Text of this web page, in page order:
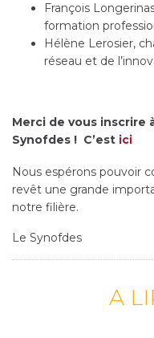
François
formation
Hélène Lerosier,
réseau et de
Merci de vous
Synofdes ! C’est ici
Nous espérons pouvoir
revêt une grande
notre filière.
Le Synofdes
A